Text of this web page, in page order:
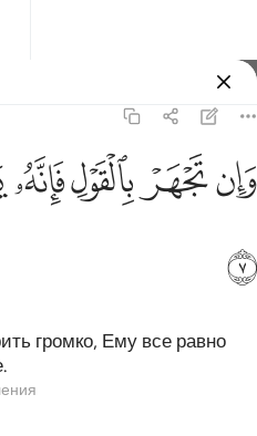
وان
وَإِن
ﲋﲌﲍﲎ
ﲒ
громко, Ему все равно